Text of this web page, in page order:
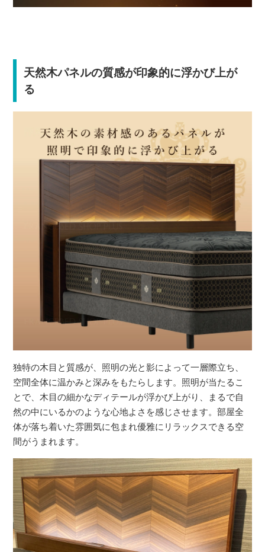
天然木パネルの質感が印象的に浮かび上が
る
独特の木目と質感が、照明の光と影によって一層際立ち、
空間全体に温かみと深みをもたらします。照明が当たるこ
とで、木目の細かなディテールが浮かび上がり、まるで自
然の中にいるかのような心地よさを感じさせます。部屋全
体が落ち着いた雰囲気に包まれ優雅にリラックスできる空
間がうまれます。